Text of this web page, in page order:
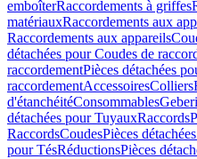
emboîterRaccordements à griffes
matériauxRaccordements aux
Raccordements aux appareils
détachées pour Coudes de
raccordementPièces détachées
raccordementAccessoiresColliers
d'étanchéitéConsommables
détachées pour TuyauxRaccords
RaccordsCoudesPièces
pour TésRéductionsPièces